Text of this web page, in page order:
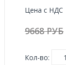
Цена с НДС
9668 РУБ
Кол-во: